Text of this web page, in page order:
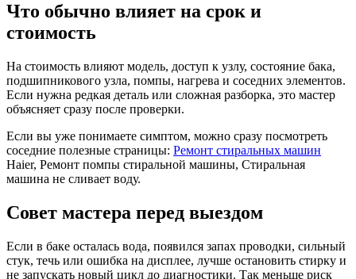
Что обычно влияет на срок и
стоимость
На стоимость влияют модель, доступ к узлу, состояние бака,
подшипникового узла, помпы, нагрева и соседних элементов.
Если нужна редкая деталь или сложная разборка, это мастер
объясняет сразу после проверки.
Если вы уже понимаете симптом, можно сразу посмотреть
соседние полезные страницы: Ремонт стиральных машин
Haier, Ремонт помпы стиральной машины, Стиральная
машина не сливает воду.
Совет мастера перед выездом
Если в баке осталась вода, появился запах проводки, сильный
стук, течь или ошибка на дисплее, лучше остановить стирку и
не запускать новый цикл до диагностики. Так меньше риск